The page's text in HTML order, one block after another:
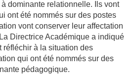
dominante relationnelle. Ils vont
ont été nommés sur des postes
vont conserver leur affectation
Directrice Académique a indiqué
à la situation des
qui ont été nommés sur des
pédagogique.